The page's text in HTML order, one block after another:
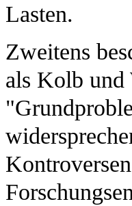
Lasten.
Zweitens
als Kolb und